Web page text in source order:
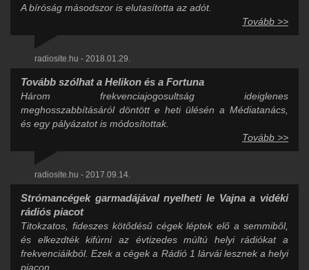
A bíróság másodszor is elutasította az adót.
Tovább >>
radiosite.hu - 2018.01.29.
Tovább szólhat a Helikon és a Fortuna
Három frekvenciajogosultság ideiglenes
meghosszabbításáról döntött e heti ülésén a Médiatanács,
és egy pályázatot is módosítottak.
Tovább >>
radiosite.hu - 2017.09.14.
Strómancégek garmadájával nyelheti le Vajna a vidéki
rádiós piacot
Titokzatos, fideszes kötődésű cégek léptek elő a semmiből,
és elkezdték kifúrni az évtizedes múltú helyi rádiókat a
frekvenciáikból. Ezek a cégek a Rádió 1 lárvái lesznek a helyi
piacon.